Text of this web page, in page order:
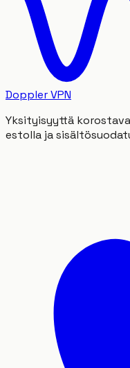
Doppler VPN
Yksityisyyttä
estolla ja